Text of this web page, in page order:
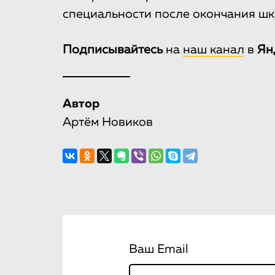
специальности после окончания
Подписывайтесьна наш канал в
Автор
Артём Новиков
Ваш Email